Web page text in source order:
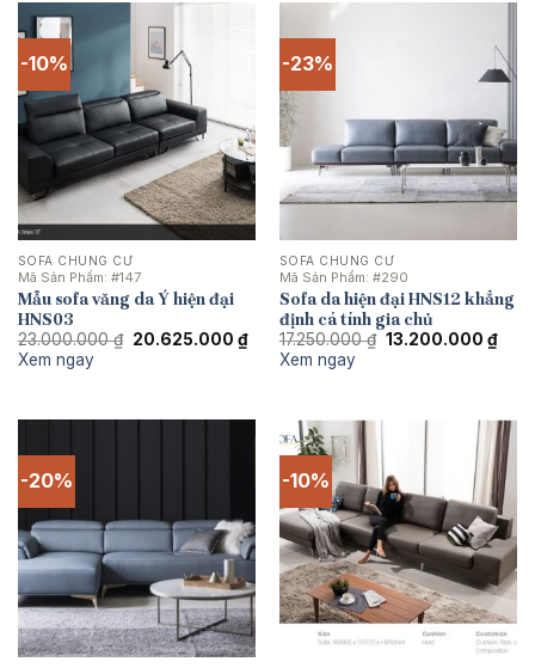
-10%
SOFA CHUNG CƯ
Mã Sản Phẩm: #147
Mẫu sofa văng da Ý hiện đại
HNS03
23.000.000₫ Giá
20.625.000 ₫Giá
hiện
Xem ngay
-23%
SOFA CHUNG CƯ
Mã Sản Phẩm: #290
Sofa da hiện đại HNS12 khẳng
định cá tính gia chủ
17.250.000₫ Giá
13.200.000 ₫Giá
hiện
Xem ngay
-20% -10%